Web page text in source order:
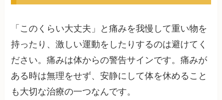
「このくらい大丈夫」と痛みを我慢して重い物を
持ったり、激しい運動をしたりするのは避けてく
ださい。痛みは体からの警告サインです。痛みが
ある時は無理をせず、安静にして体を休めること
も大切な治療の一つなんです。